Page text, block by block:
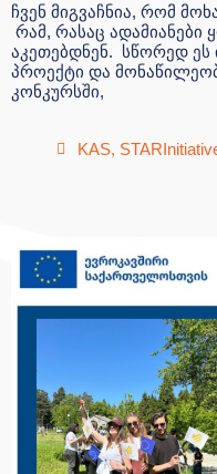
ჩვენ მიგვაჩნია, რომ
რამ, რასაც
აკეთებდნენ. სწორედ ეს
პროექტი და
კონკურსში,
KAS,